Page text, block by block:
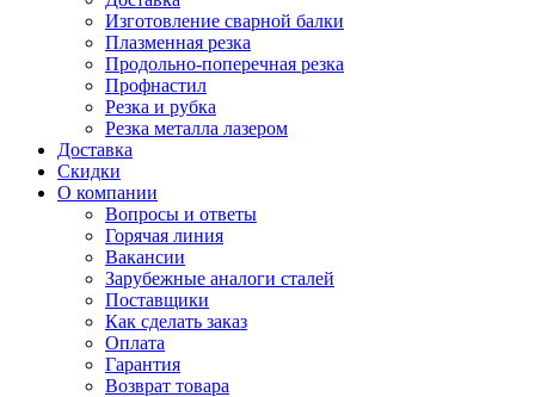
Изготовление сварной балки
Плазменная резка
Продольно-поперечная резка
Профнастил
Резка и рубка
Резка металла лазером
Доставка
Скидки
О компании
Вопросы и ответы
Горячая линия
Вакансии
Зарубежные аналоги сталей
Поставщики
Как сделать заказ
Оплата
Гарантия
Возврат товара